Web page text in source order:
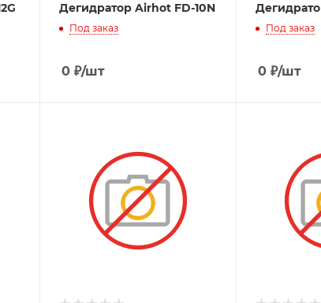
Дегидратор Airhot FD-10N
Под заказ
0 ₽/шт
Под заказ
0₽/шт